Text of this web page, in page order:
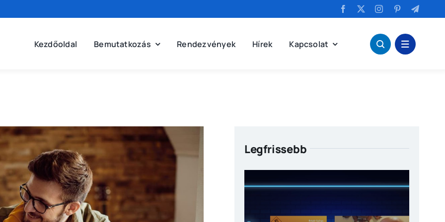
Kezdőoldal Bemutatkozás Rendezvények Hírek Kapcsolat
Legfrissebb